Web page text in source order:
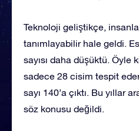
Teknoloji geliştikçe,
tanımlayabilir hale geldi.
sayısı daha düşüktü. Öyle
sadece 28 cisim tespit
sayı 140’a çıktı. Bu yıllar
söz konusu değildi.